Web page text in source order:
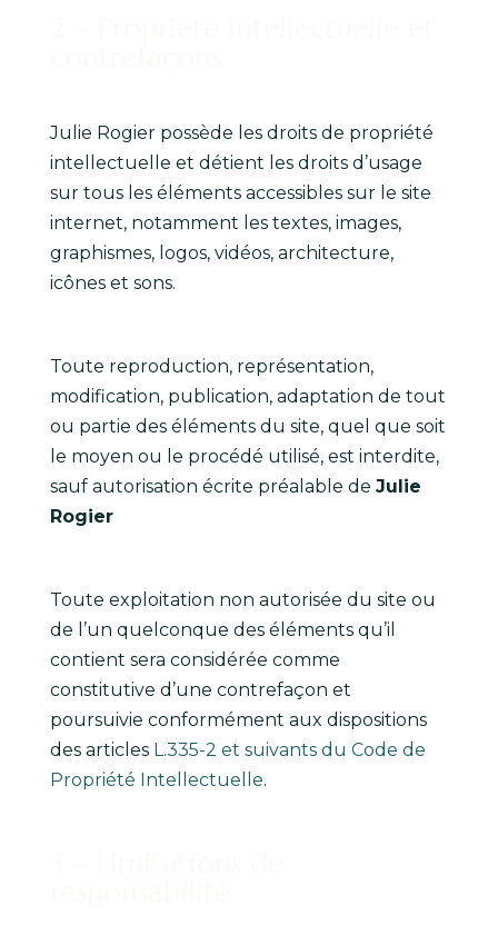
Julie Rogier possède les droits de propriété
intellectuelle et détient les droits d’usage
sur tous les éléments accessibles sur le site
internet, notamment les textes, images,
graphismes, logos, vidéos, architecture,
icônes et sons.
Toute reproduction, représentation,
modification, publication, adaptation de tout
ou partie des éléments du site, quel que soit
le moyen ou le procédé utilisé, est interdite,
sauf autorisation écrite préalable de Julie
Rogier
Toute exploitation non autorisée du site ou
de l’un quelconque des éléments qu’il
contient sera considérée comme
constitutive d’une contrefaçon et
poursuivie conformément aux dispositions
des articles L.335-2 et suivants du Code de
Propriété Intellectuelle.